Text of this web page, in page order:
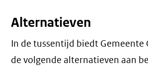
Alternatieven
In de tussentijd biedt Gemeente
de volgende alternatieven aan